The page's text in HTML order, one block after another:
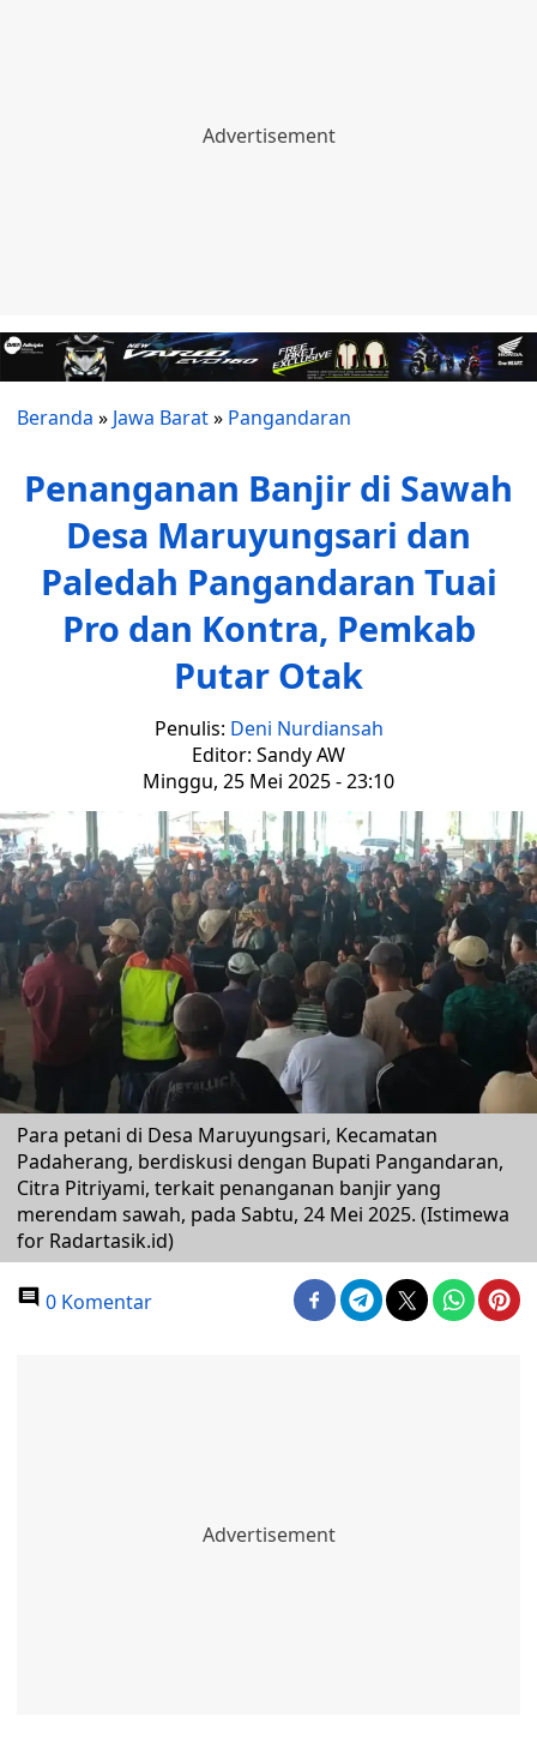
Beranda » Jawa Barat» Pangandaran
Penanganan Banjir di Sawah
Desa Maruyungsari dan
Paledah Pangandaran Tuai
Pro dan Kontra, Pemkab
Putar Otak
Penulis: Deni Nurdiansah
Editor: Sandy AW
Minggu, 25 Mei 2025 - 23:10
Para petani di Desa Maruyungsari, Kecamatan
Padaherang, berdiskusi dengan Bupati Pangandaran,
Citra Pitriyami, terkait penanganan banjir yang
merendam sawah, pada Sabtu, 24 Mei 2025. (Istimewa
for Radartasik.id)
0 Komentar